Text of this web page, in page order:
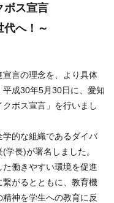
ボス宣言
代へ！～
言の理念を、より具体
成30年5月30日に、愛知
ボス宣言」を行いまし
的な組織であるダイバ
長)が署名しました。
働きやすい環境を促進
がるとともに、教育機
神を学生への教育に反